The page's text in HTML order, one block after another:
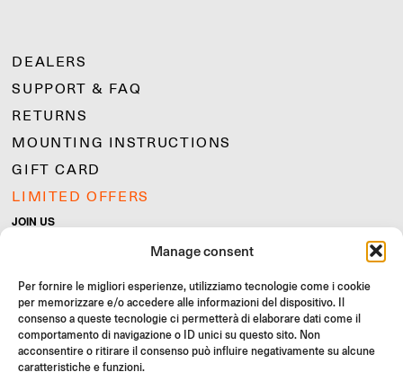
Manage consent
Per fornire le migliori esperienze, utilizziamo tecnologie come i cookie
per memorizzare e/o accedere alle informazioni del dispositivo. Il
consenso a queste tecnologie ci permetterà di elaborare dati come il
comportamento di navigazione o ID unici su questo sito. Non
acconsentire o ritirare il consenso può influire negativamente su alcune
caratteristiche e funzioni.
DEALERS
SUPPORT & FAQ
RETURNS
MOUNTING INSTRUCTIONS
GIFT CARD
LIMITED OFFERS
JOIN US
Join the Rizoma community
and access exclusive content and special offers!
Signup